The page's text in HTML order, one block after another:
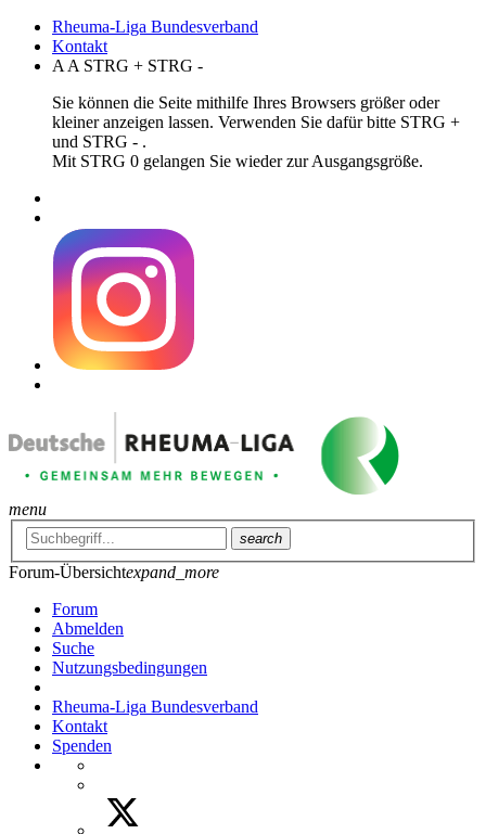
Rheuma-Liga Bundesverband
Kontakt
A A STRG + STRG -
Sie können die Seite mithilfe Ihres Browsers größer oder
kleiner anzeigen lassen. Verwenden Sie dafür bitte STRG +
und STRG - .
Mit STRG 0 gelangen Sie wieder zur Ausgangsgröße.
menu
search
Forum-Übersichtexpand_more
Forum
Abmelden
Suche
Nutzungsbedingungen
Rheuma-Liga Bundesverband
Kontakt
Spenden